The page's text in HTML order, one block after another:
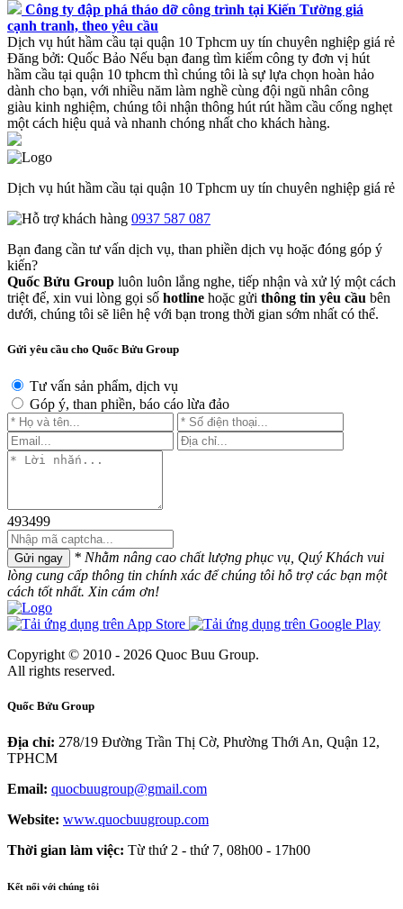
Công ty đập phá tháo dỡ công trình tại Kiến Tường giá
cạnh tranh, theo yêu cầu
Dịch vụ hút hầm cầu tại quận 10 Tphcm uy tín chuyên nghiệp giá rẻ
Đăng bởi: Quốc Bảo Nếu bạn đang tìm kiếm công ty đơn vị hút
hầm cầu tại quận 10 tphcm thì chúng tôi là sự lựa chọn hoàn hảo
dành cho bạn, với nhiều năm làm nghề cùng đội ngũ nhân công
giàu kinh nghiệm, chúng tôi nhận thông hút rút hầm cầu cống nghẹt
một cách hiệu quả và nhanh chóng nhất cho khách hàng.
Dịch vụ hút hầm cầu tại quận 10 Tphcm uy tín chuyên nghiệp giá rẻ
0937 587 087
Bạn đang cần tư vấn dịch vụ, than phiền dịch vụ hoặc đóng góp ý
kiến?
Quốc Bửu Group luôn luôn lắng nghe, tiếp nhận và xử lý một cách
triệt để, xin vui lòng gọi số hotline hoặc gửi thông tin yêu cầu bên
dưới, chúng tôi sẽ liên hệ với bạn trong thời gian sớm nhất có thể.
Gửi yêu cầu cho Quốc Bửu Group
Tư vấn sản phẩm, dịch vụ
Góp ý, than phiền, báo cáo lừa đảo
493499
Gửi ngay
* Nhằm nâng cao chất lượng phục vụ, Quý Khách vui
lòng cung cấp thông tin chính xác để chúng tôi hỗ trợ các bạn một
cách tốt nhất. Xin cám ơn!
Copyright © 2010 - 2026 Quoc Buu Group.
All rights reserved.
Quốc Bửu Group
Địa chỉ: 278/19 Đường Trần Thị Cờ, Phường Thới An, Quận 12,
TPHCM
Email: quocbuugroup@gmail.com
Website: www.quocbuugroup.com
Thời gian làm việc: Từ thứ 2 - thứ 7, 08h00 - 17h00
Kết nối với chúng tôi